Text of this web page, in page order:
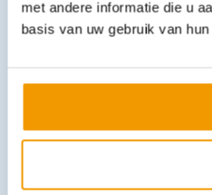
met andere informatie die u
basis van uw gebruik van
categorie: